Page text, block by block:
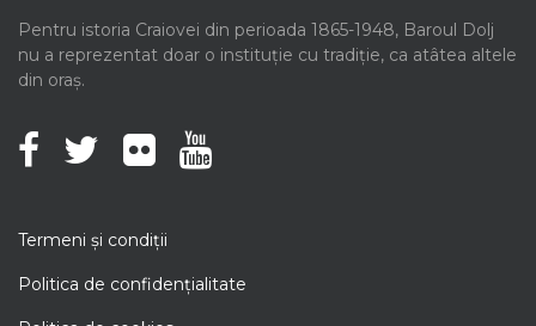
Pentru istoria Craiovei din perioada 1865-1948, Baroul Dolj
nu a reprezentat doar o instituție cu tradiție, ca atâtea altele
din oraș.
Termeni şi condiţii
Politica de confidenţialitate